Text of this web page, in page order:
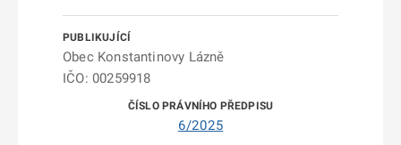
Obec Konstantinovy Lázně
IČO: 00259918
6/2025